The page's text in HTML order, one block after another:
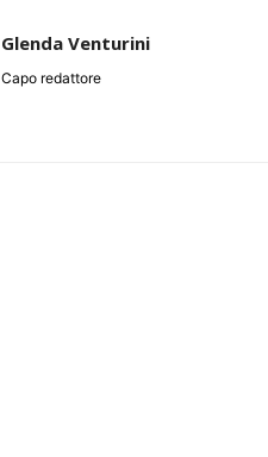
Glenda Venturini
Capo redattore